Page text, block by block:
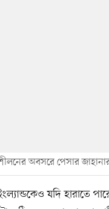
অবসরে পেসার
যদি হারাতে